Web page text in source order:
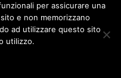
English
per assicurare una
e non memorizzano
ad utilizzare questo sito
utilizzo.